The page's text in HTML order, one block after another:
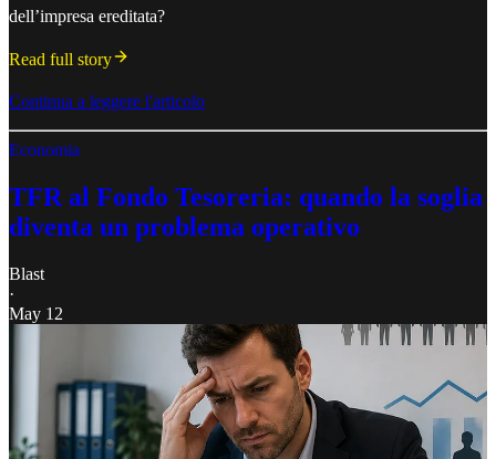
dell’impresa ereditata?
Read full story
Continua a leggere l'articolo
Economia
TFR al Fondo Tesoreria: quando la soglia
diventa un problema operativo
Blast
·
May 12